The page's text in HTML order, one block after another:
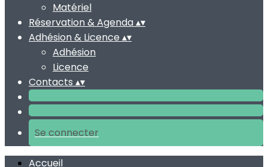
Matériel
Réservation & Agenda▴▾
Adhésion & Licence ▴▾
Adhésion
Licence
Contacts ▴▾
Se connecter
Accueil